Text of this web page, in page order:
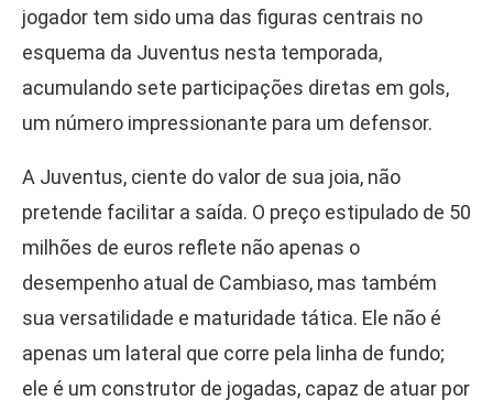
jogador tem sido uma das figuras centrais no
esquema da Juventus nesta temporada,
acumulando sete participações diretas em gols,
um número impressionante para um defensor.
A Juventus, ciente do valor de sua joia, não
pretende facilitar a saída. O preço estipulado de 50
milhões de euros reflete não apenas o
desempenho atual de Cambiaso, mas também
sua versatilidade e maturidade tática. Ele não é
apenas um lateral que corre pela linha de fundo;
ele é um construtor de jogadas, capaz de atuar por